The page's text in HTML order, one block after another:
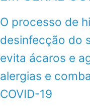
O processo de
desinfecção do
evita ácaros e
alergias e
COVID-19